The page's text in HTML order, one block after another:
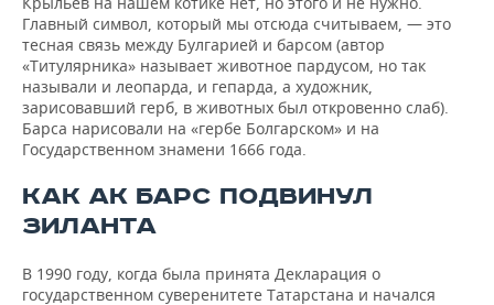
Главный символ, который мы отсюда считываем, — это
тесная связь между Булгарией и барсом (автор
«Титулярника» называет животное пардусом, но так
называли и леопарда, и гепарда, а художник,
зарисовавший герб, в животных был откровенно слаб).
Барса нарисовали на «гербе Болгарском» и на
Государственном знамени 1666 года.
КАК АК БАРС ПОДВИНУЛ
ЗИЛАНТА
В 1990 году, когда была принята Декларация о
государственном суверенитете Татарстана и начался